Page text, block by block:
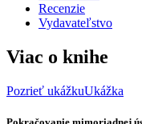
Recenzie
Vydavateľstvo
Viac o knihe
Pozrieť ukážkuUkážka